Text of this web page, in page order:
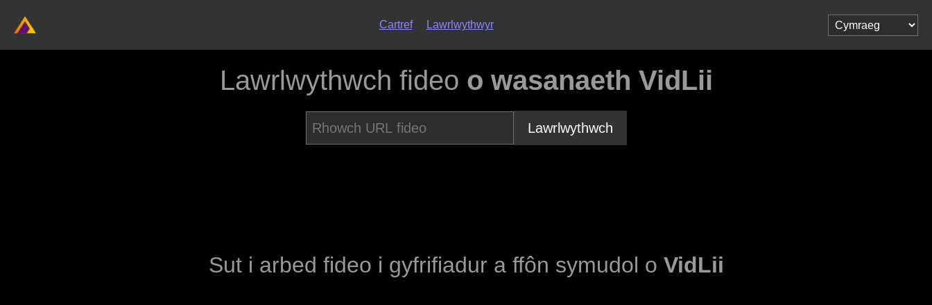
Cartref Lawrlwythwyr
Lawrlwythwch fideo o wasanaeth VidLii
Lawrlwythwch
Sut i arbed fideo i gyfrifiadur a ffôn symudol o VidLii